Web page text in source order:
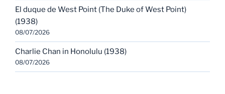
El duque de West Point (The Duke of West Point)
(1938)
08/07/2026
Charlie Chan in Honolulu (1938)
08/07/2026